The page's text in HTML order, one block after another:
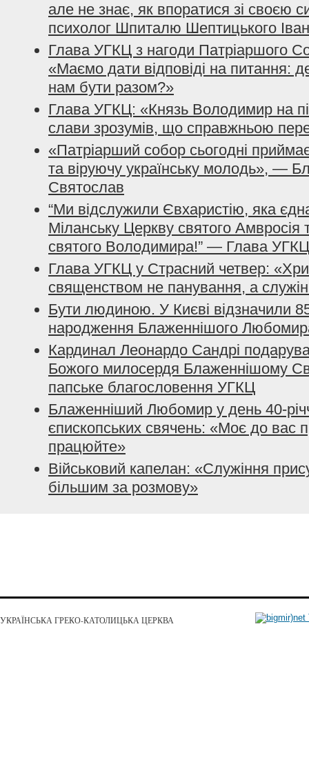
але не знає, як впоратися зі своєю
психолог Шпиталю Шептицького
Глава УГКЦ з нагоди Патріаршого
«Маємо дати відповіді на питання:
нам бути разом?»
Глава УГКЦ: «Князь Володимир на
слави зрозумів, що справжньою
«Патріарший cобор сьогодні
та віруючу українську молодь», —
Святослав
“Ми відслужили Євхаристію, яка
Міланську Церкву cвятого Амвросія
cвятого Володимира!” — Глава УГКЦ
Глава УГКЦ у Страсний четвер:
священством не панування, а
Бути людиною. У Києві відзначили
народження Блаженнішого
Кардинал Леонардо Сандрі
Божого милосердя Блаженнішому
папське благословення УГКЦ
Блаженніший Любомир у день 40-
єпископських свячень: «Моє до вас
працюйте»
Військовий капелан: «Служіння
більшим за розмову»
УКРАЇНСЬКА ГРЕКО-КАТОЛИЦЬКА ЦЕРКВА